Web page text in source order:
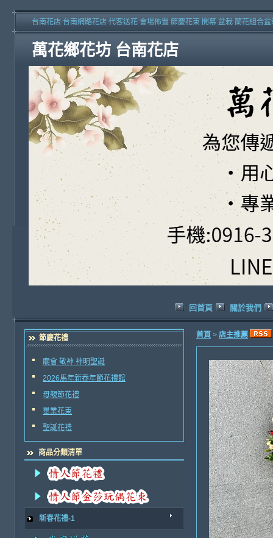
萬花鄉花坊 台南花店
台南花店 台南網路花店 代客送花 會場佈置 節慶花束 開幕 盆栽 蘭花組合
回首頁 關於我們
節慶花禮
廟會 敬神 神明聖誕
2026馬年新春年節花禮館
母親節花禮
畢業花束
聖誕花禮
商品分類清單
新春花禮-1
首頁 > 店主推薦